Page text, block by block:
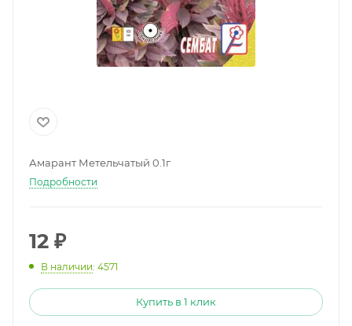
Амарант Метельчатый 0.1г
Подробности
12 ₽
В наличии: 4571
Купить в 1 клик